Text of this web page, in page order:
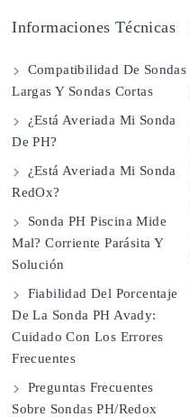
Informaciones Técnicas
Compatibilidad De Sondas
Largas Y Sondas Cortas
¿Está Averiada Mi Sonda
De PH?
¿Está Averiada Mi Sonda
RedOx?
Sonda PH Piscina Mide
Mal? Corriente Parásita Y
Solución
Fiabilidad Del Porcentaje
De La Sonda PH Avady:
Cuidado Con Los Errores
Frecuentes
Preguntas Frecuentes
Sobre Sondas PH/Redox